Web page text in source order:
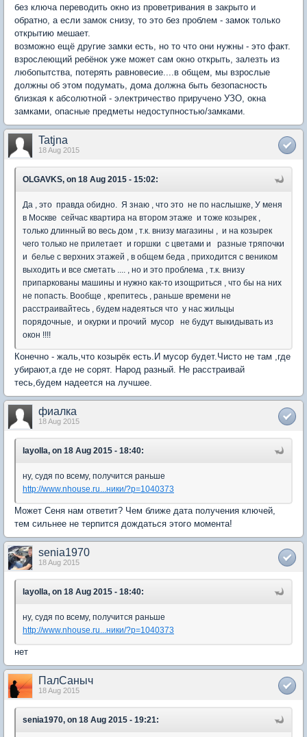
без ключа переводить окно из проветривания в закрыто и
обратно, а если замок снизу, то это без проблем - замок только
открытию мешает.
возможно ещё другие замки есть, но то что они нужны - это факт.
взрослеющий ребёнок уже может сам окно открыть, залезть из
любопытства, потерять равновесие....в общем, мы взрослые
должны об этом подумать, дома должна быть безопасность
близкая к абсолютной - электричество приручено УЗО, окна
замками, опасные предметы недоступностью/замками.
Tatjna
18 Aug 2015
OLGAVKS, on 18 Aug 2015 - 15:02:
Да , это правда обидно. Я знаю , что это не по наслышке, У меня
в Москве сейчас квартира на втором этаже и тоже козырек ,
только длинный во весь дом , т.к. внизу магазины , и на козырек
чего только не прилетает и горшки с цветами и разные тряпочки
и белье с верхних этажей , в общем беда , приходится с веником
выходить и все сметать .... , но и это проблема , т.к. внизу
припаркованы машины и нужно как-то изощриться , что бы на них
не попасть. Вообще , крепитесь , раньше времени не
расстраивайтесь , будем надеяться что у нас жильцы
порядочные, и окурки и прочий мусор не будут выкидывать из
окон !!!!
Конечно - жаль,что козырёк есть.И мусор будет.Чисто не там ,где
убирают,а где не сорят. Народ разный. Не расстраивай
тесь,будем надеется на лучшее.
фиалка
18 Aug 2015
layolla, on 18 Aug 2015 - 18:40:
ну, судя по всему, получится раньше
http://www.nhouse.ru...ники/?p=1040373
Может Сеня нам ответит? Чем ближе дата получения ключей,
тем сильнее не терпится дождаться этого момента!
senia1970
18 Aug 2015
layolla, on 18 Aug 2015 - 18:40:
ну, судя по всему, получится раньше
http://www.nhouse.ru...ники/?p=1040373
нет
ПалСаныч
18 Aug 2015
senia1970, on 18 Aug 2015 - 19:21: